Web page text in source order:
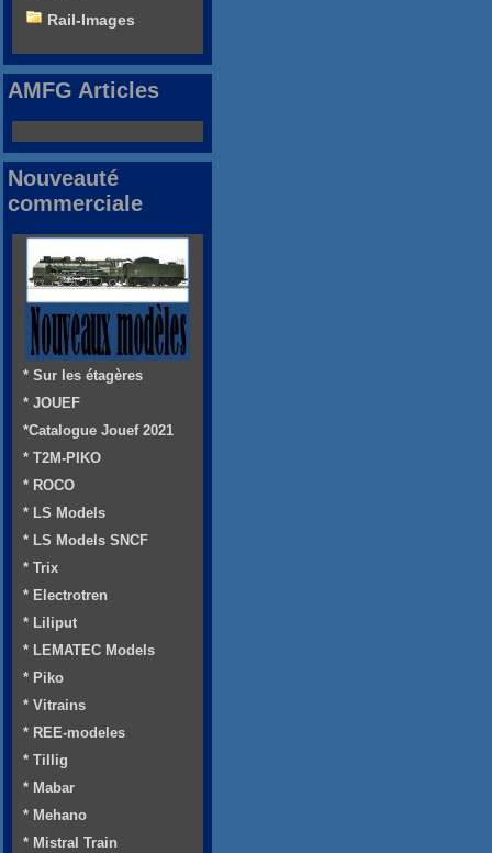
Rail-Images
AMFG Articles
Nouveauté
commerciale
* Sur les étagères
* JOUEF
*Catalogue Jouef 2021
* T2M-PIKO
* ROCO
* LS Models
* LS Models SNCF
* Trix
* Electrotren
* Liliput
* LEMATEC Models
* Piko
* Vitrains
* REE-modeles
* Tillig
* Mabar
* Mehano
* Mistral Train